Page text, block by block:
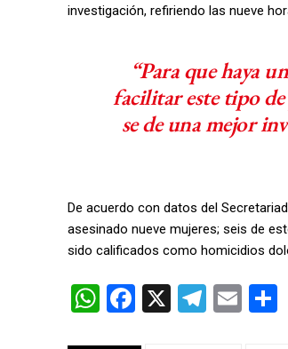
investigación, refiriendo las nueve
“Para que haya
facilitar este tipo de
se de una mejor
De acuerdo con datos del
asesinado nueve mujeres; seis de
sido calificados como homicidios
W
F
X
T
E